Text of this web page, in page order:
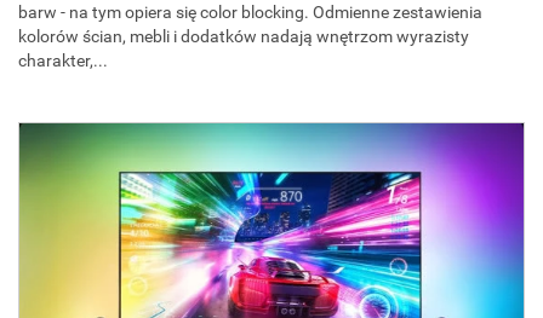
barw - na tym opiera się color blocking. Odmienne zestawienia
kolorów ścian, mebli i dodatków nadają wnętrzom wyrazisty
charakter,...